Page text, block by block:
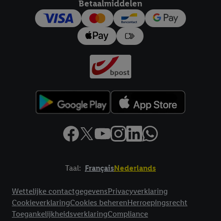
Betaalmiddelen
Taal: FrançaisNederlands
Wettelijke contactgegevensPrivacyverklaring
CookieverklaringCookies beherenHerroepingsrecht
ToegankelijkheidsverklaringCompliance
trekken, vindt u in onzeprivacyverklaring.Je vindt het
impressum hier.